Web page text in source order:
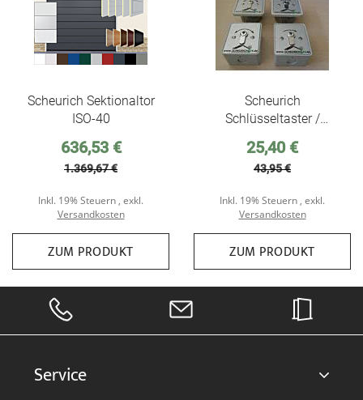
Wunschzettel
Scheurich Sektionaltor
ISO-40
Sonderpreis
636,53 €
1.369,67 €
Inkl. 19% Steuern , exkl.
Versandkosten
ZUM PRODUKT
Scheurich
Schlüsseltaster /
Torantriebe, passend für
alle von uns
Torantriebe
Sonderpreis
25,40 €
43,95 €
Inkl. 19% Steuern , exkl.
Versandkosten
ZUM PRODUKT
Service